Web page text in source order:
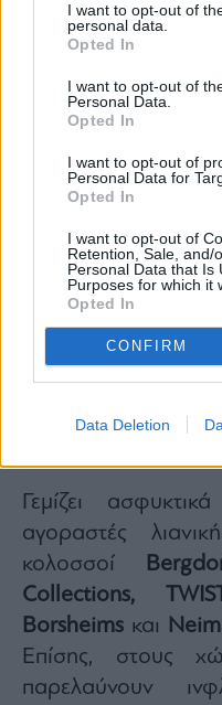
I want to opt-out of
personal data.
Opted In
I want to opt-out of
Personal Data.
Opted In
I want to opt-out of
Personal Data for
Opted In
I want to opt-out of
Retention, Sale, and/
Personal Data that Is
Purposes for which it
Opted In
CONFIRM
Data Deletion
Γεμίζει
αγοραστές
κολοσσοί
Collections,
Borsheims και
Επίσης, στους
παρελαύνουν